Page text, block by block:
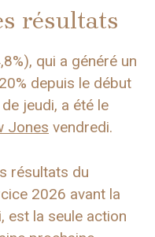
résultats
qui a généré un
depuis le début
de jeudi, a été le
Jones vendredi.
résultats du
2026 avant la
est la seule action